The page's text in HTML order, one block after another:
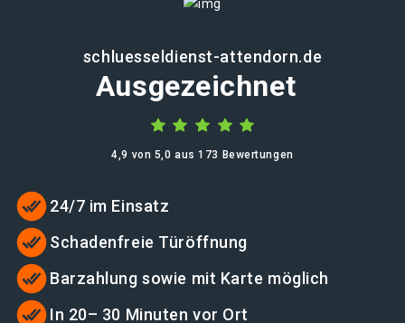
schluesseldienst-attendorn.de
Ausgezeichnet
4,9 von 5,0 aus 173 Bewertungen
24/7 im Einsatz
Schadenfreie Türöffnung
Barzahlung sowie mit Karte möglich
In 20– 30 Minuten vor Ort